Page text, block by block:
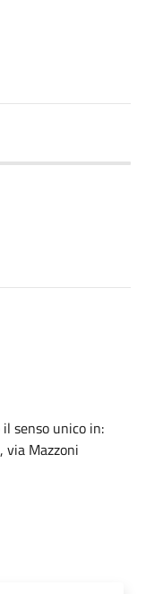
senso unico in:
Mazzoni